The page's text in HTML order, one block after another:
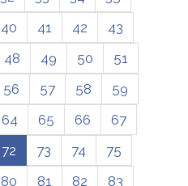
40 41 42
43
48 49 50
51
56 57 58
59
64 65 66
67
72 73 74
75
80 81 82
83